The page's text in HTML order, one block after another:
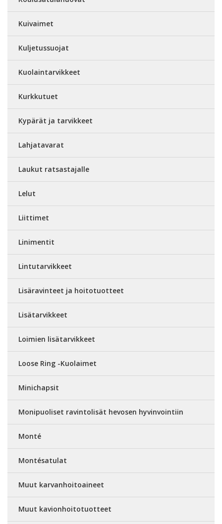
Kuivaimet
Kuljetussuojat
Kuolaintarvikkeet
Kurkkutuet
Kypärät ja tarvikkeet
Lahjatavarat
Laukut ratsastajalle
Lelut
Liittimet
Linimentit
Lintutarvikkeet
Lisäravinteet ja hoitotuotteet
Lisätarvikkeet
Loimien lisätarvikkeet
Loose Ring -Kuolaimet
Minichapsit
Monipuoliset ravintolisät hevosen hyvinvointiin
Monté
Montésatulat
Muut karvanhoitoaineet
Muut kavionhoitotuotteet